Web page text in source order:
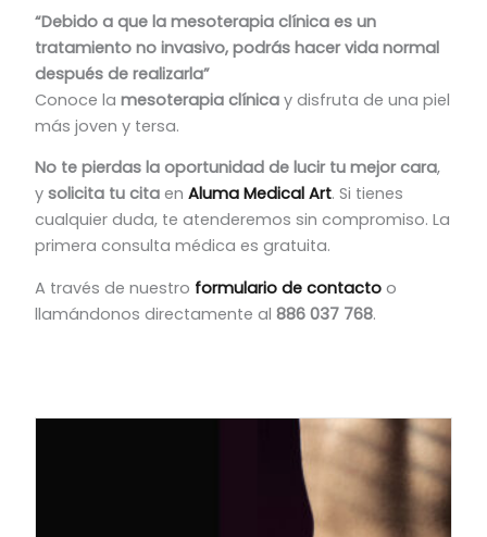
“Debido a que la mesoterapia clínica es un
tratamiento no invasivo, podrás hacer vida normal
después de realizarla”
Conoce lamesoterapia clínicay disfruta de una piel
más joven y tersa.
No te pierdas la oportunidad de lucir tu mejor cara,
ysolicita tu cita enAluma Medical Art. Si tienes
cualquier duda, te atenderemos sin compromiso. La
primera consulta médica es gratuita.
A través de nuestro formulario de contacto o
llamándonos directamente al886 037 768.